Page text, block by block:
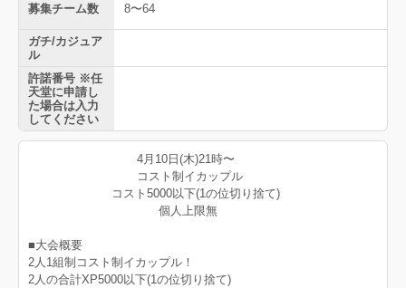
募集チーム数 8〜64
ガチ/カジュア
ル
許諾番号 ※任
天堂に申請し
た場合は入力
してください
4月10日(木)21時〜
コスト制イカップル
コスト5000以下(1の位切り捨て)
個人上限無
■大会概要
2人1組制コスト制イカップル！
2人の合計XP5000以下(1の位切り捨て)